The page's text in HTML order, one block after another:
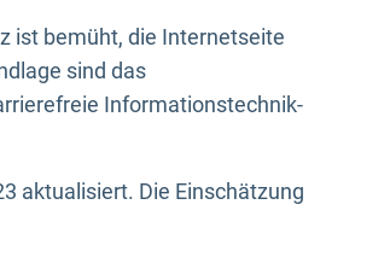
ist bemüht, die Internetseite
sind das
Informationstechnik-
aktualisiert. Die Einschätzung